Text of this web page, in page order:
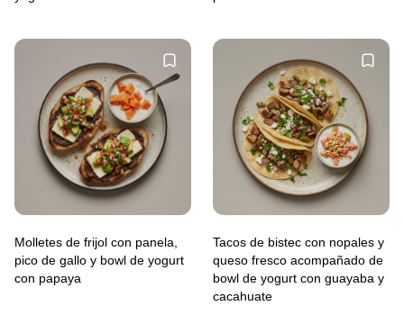
Molletes de frijol con panela,
pico de gallo y bowl de yogurt
con papaya
Tacos de bistec con nopales y
queso fresco acompañado de
bowl de yogurt con guayaba y
cacahuate